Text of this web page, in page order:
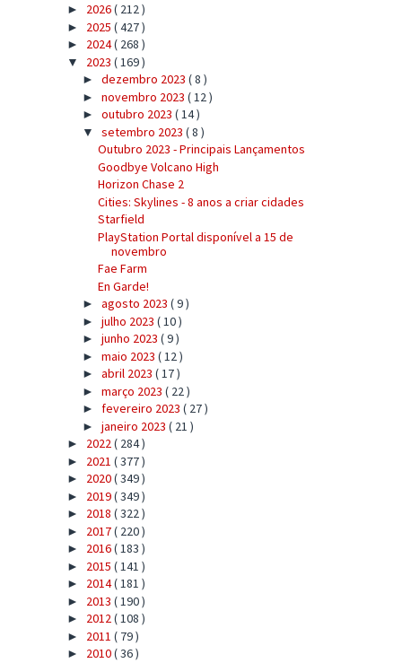
► 2026( 212 )
► 2025 ( 427 )
► 2024( 268 )
▼ 2023 ( 169 )
► dezembro 2023 ( 8 )
► novembro 2023 ( 12 )
► outubro 2023 ( 14 )
▼ setembro 2023 ( 8 )
Outubro 2023 - Principais Lançamentos
Goodbye Volcano High
Horizon Chase 2
Cities: Skylines - 8 anos a criar cidades
Starfield
PlayStation Portal disponível a 15 de
novembro
Fae Farm
En Garde!
► agosto 2023 ( 9 )
► julho 2023 ( 10 )
► junho 2023 ( 9 )
► maio 2023 ( 12 )
► abril 2023 ( 17 )
► março 2023 ( 22 )
► fevereiro 2023 ( 27 )
► janeiro 2023 ( 21 )
► 2022( 284 )
► 2021 ( 377 )
► 2020( 349 )
► 2019( 349 )
► 2018 ( 322 )
► 2017( 220 )
► 2016( 183 )
► 2015 ( 141 )
► 2014( 181 )
► 2013 ( 190 )
► 2012( 108 )
► 2011 ( 79 )
► 2010( 36 )